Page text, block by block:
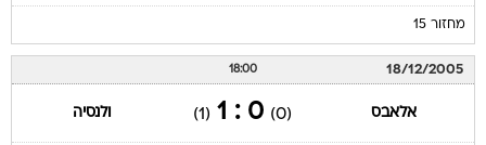
מחזור 15
18/12/2005
18:00
אלאבס (0)
0 : 1
(1) ולנסיה